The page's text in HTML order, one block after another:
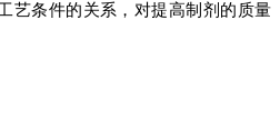
艺条件的关系，对提高制剂的质量